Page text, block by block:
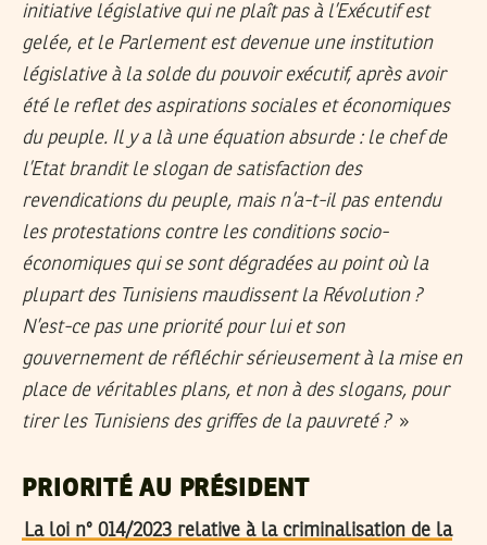
initiative législative qui ne plaît pas à l’Exécutif est
gelée, et le Parlement est devenue une institution
législative à la solde du pouvoir exécutif, après avoir
été le reflet des aspirations sociales et économiques
du peuple. Il y a là une équation absurde : le chef de
l’Etat brandit le slogan de satisfaction des
revendications du peuple, mais n’a-t-il pas entendu
les protestations contre les conditions socio-
économiques qui se sont dégradées au point où la
plupart des Tunisiens maudissent la Révolution ?
N’est-ce pas une priorité pour lui et son
gouvernement de réfléchir sérieusement à la mise en
place de véritables plans, et non à des slogans, pour
tirer les Tunisiens des griffes de la pauvreté ? »
PRIORITÉ AU PRÉSIDENT
La loi n° 014/2023 relative à la criminalisation de la